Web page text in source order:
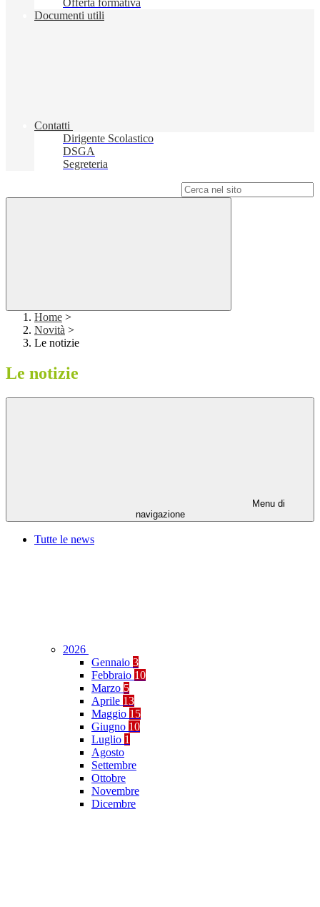
Offerta formativa
Documenti utili
Contatti
Dirigente Scolastico
DSGA
Segreteria
Home >
Novità >
Le notizie
Le notizie
Menu di
navigazione
Tutte le news
2026
Gennaio 3
Febbraio 10
Marzo 5
Aprile 13
Maggio 15
Giugno 10
Luglio 1
Agosto
Settembre
Ottobre
Novembre
Dicembre